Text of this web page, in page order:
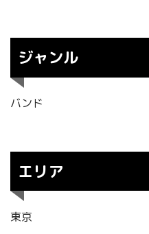
ジャンル
バンド
エリア
東京